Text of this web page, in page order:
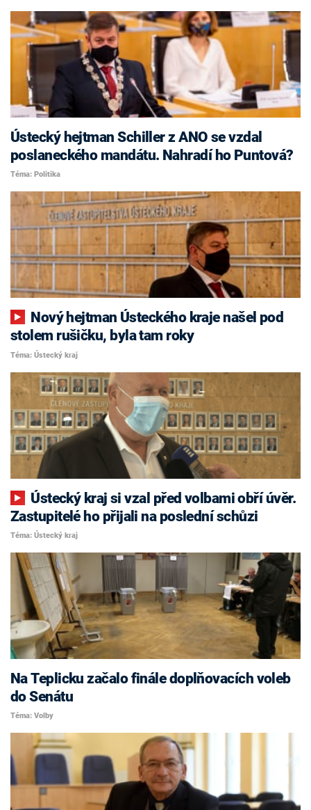
Ústecký hejtman Schiller z ANO se vzdal
poslaneckého mandátu. Nahradí ho Puntová?
Téma: Politika
stolem rušičku, byla tam roky
Téma: Ústecký kraj
Zastupitelé ho přijali na poslední schůzi
Téma: Ústecký kraj
Na Teplicku začalo finále doplňovacích voleb
do Senátu
Téma: Volby